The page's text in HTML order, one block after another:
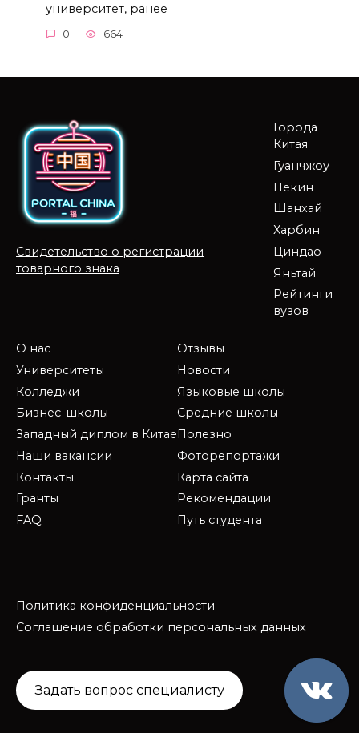
университет, ранее
0 664
Свидетельство о регистрации
товарного знака
Города
Китая
Гуанчжоу
Пекин
Шанхай
Харбин
Циндао
Яньтай
Рейтинги
вузов
О нас
Университеты
Колледжи
Бизнес-школы
Западный диплом в Китае
Наши вакансии
Контакты
Гранты
FAQ
Отзывы
Новости
Языковые школы
Средние школы
Полезно
Фоторепортажи
Карта сайта
Рекомендации
Путь студента
Политика конфиденциальности
Соглашение обработки персональных данных
Задать вопрос специалисту